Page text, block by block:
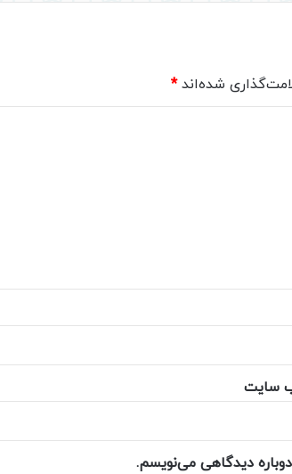
شده‌اند*
سایت
دیدگاهی می‌نویسم.